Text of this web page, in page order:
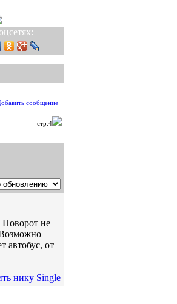
стр.4
Поворот не
автобус, от